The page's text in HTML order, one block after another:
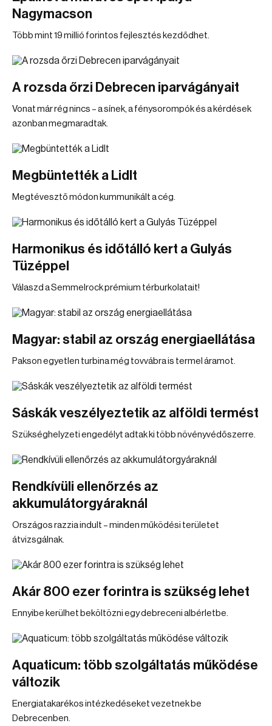
Nagymacson
Több mint 19 millió forintos fejlesztés kezdődhet.
A rozsda őrzi Debrecen iparvágányait
Vonat már rég nincs – a sínek, a fénysorompók és a kérdések
azonban megmaradtak.
Megbüntették a Lidlt
Megtévesztő módon kummunikált a cég.
Harmonikus és időtálló kert a Gulyás
Tüzéppel
Válaszd a Semmelrock prémium térburkolatait!
Magyar: stabil az ország energiaellátása
Pakson egyetlen turbina még tovvábra is termel áramot.
Sáskák veszélyeztetik az alföldi termést
Szükséghelyzeti engedélyt adtak ki több növényvédőszerre.
Rendkívüli ellenőrzés az
akkumulátorgyáraknál
Országos razzia indult – minden működési területet
átvizsgálnak.
Akár 800 ezer forintra is szükség lehet
Ennyibe kerülhet beköltözni egy debreceni albérletbe.
Aquaticum: több szolgáltatás működése
változik
Energiatakarékos intézkedéseket vezetnek be
Debrecenben.